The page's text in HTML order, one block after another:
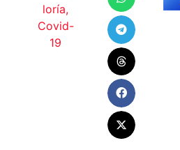
loría,
Covid-
19